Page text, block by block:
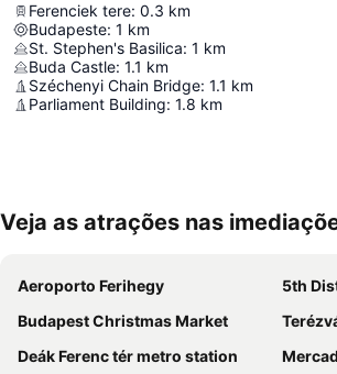
Ferenciek tere: 0.3 km
Budapeste: 1 km
St. Stephen's Basilica: 1 km
Buda Castle: 1.1 km
Széchenyi Chain Bridge: 1.1 km
Parliament Building: 1.8 km
Veja as atrações nas
Aeroporto Ferihegy 5th
Budapest Christmas Market
Deák Ferenc tér metro station